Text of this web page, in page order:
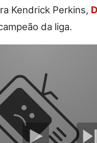
Kendrick Perkins,
da liga.